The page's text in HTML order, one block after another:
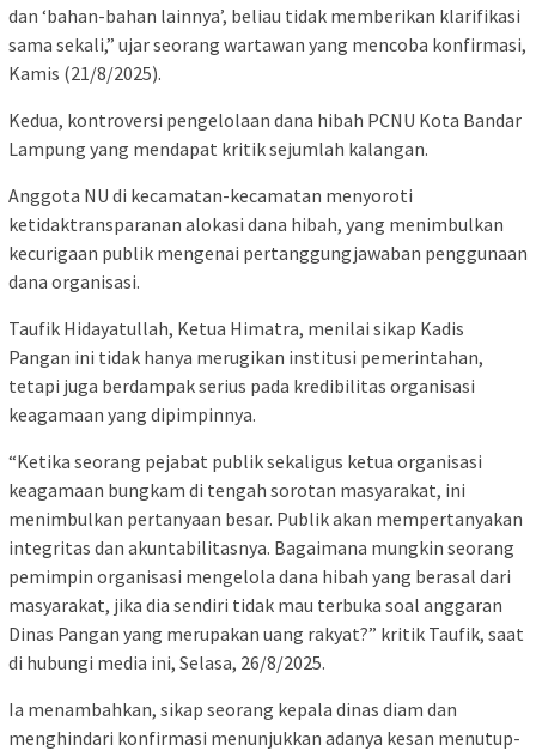
dan ‘bahan-bahan lainnya’, beliau tidak memberikan klarifikasi
sama sekali,” ujar seorang wartawan yang mencoba konfirmasi,
Kamis (21/8/2025).
Kedua, kontroversi pengelolaan dana hibah PCNU Kota Bandar
Lampung yang mendapat kritik sejumlah kalangan.
Anggota NU di kecamatan-kecamatan menyoroti
ketidaktransparanan alokasi dana hibah, yang menimbulkan
kecurigaan publik mengenai pertanggungjawaban penggunaan
dana organisasi.
Taufik Hidayatullah, Ketua Himatra, menilai sikap Kadis
Pangan ini tidak hanya merugikan institusi pemerintahan,
tetapi juga berdampak serius pada kredibilitas organisasi
keagamaan yang dipimpinnya.
“Ketika seorang pejabat publik sekaligus ketua organisasi
keagamaan bungkam di tengah sorotan masyarakat, ini
menimbulkan pertanyaan besar. Publik akan mempertanyakan
integritas dan akuntabilitasnya. Bagaimana mungkin seorang
pemimpin organisasi mengelola dana hibah yang berasal dari
masyarakat, jika dia sendiri tidak mau terbuka soal anggaran
Dinas Pangan yang merupakan uang rakyat?” kritik Taufik, saat
di hubungi media ini, Selasa, 26/8/2025.
Ia menambahkan, sikap seorang kepala dinas diam dan
menghindari konfirmasi menunjukkan adanya kesan menutup-